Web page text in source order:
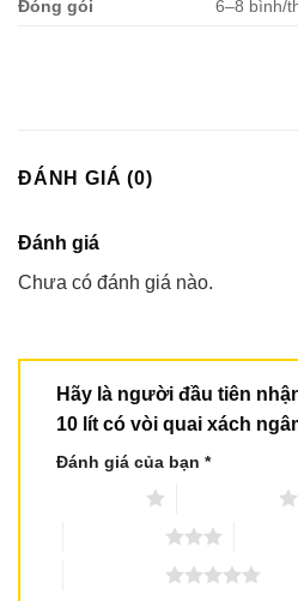
Đóng gói 6–8 bình/
ĐÁNH GIÁ (0)
Đánh giá
Chưa có đánh giá nào.
Hãy là người đầu tiên
10 lít có vòi quai xách
Đánh giá của bạn *